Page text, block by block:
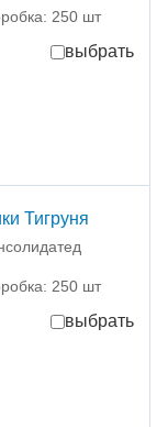
250 шт
выбрать
Тигруня
250 шт
выбрать